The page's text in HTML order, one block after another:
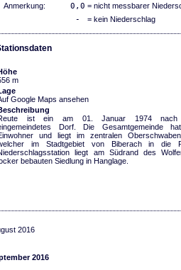
Anmerkung: 0,0 = nicht messbarer
- = kein Niederschlag
m
Google Maps ansehen
ist ein am 01. Januar 1974 nach
Dorf. Die Gesamtgemeinde
und liegt im zentralen
im Stadtgebiet von Biberach in die
liegt am Südrand des
bebauten Siedlung in Hanglage.
2016
2016